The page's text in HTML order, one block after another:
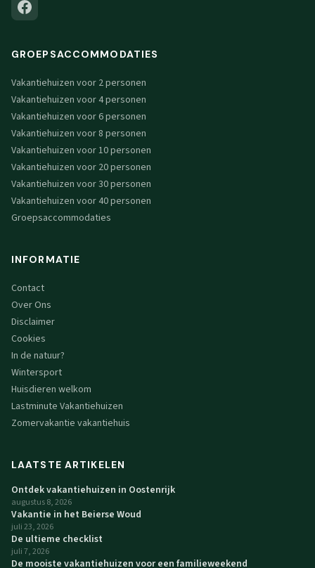
GROEPSACCOMMODATIES
Vakantiehuizen voor 2 personen
Vakantiehuizen voor 4 personen
Vakantiehuizen voor 6 personen
Vakantiehuizen voor 8 personen
Vakantiehuizen voor 10 personen
Vakantiehuizen voor 20 personen
Vakantiehuizen voor 30 personen
Vakantiehuizen voor 40 personen
Groepsaccommodaties
INFORMATIE
Contact
Over Ons
Disclaimer
Cookies
In de natuur?
Wintersport
Huisdieren welkom
Lastminute Vakantiehuizen
Zomervakantie vakantiehuis
LAATSTE ARTIKELEN
Ontdek vakantiehuizen in Oostenrijk
augustus 8, 2026
Vakantie in het Beierse Woud
juli 23, 2026
De ultieme checklist
juli 7, 2026
De mooiste vakantiehuizen voor een familieweekend